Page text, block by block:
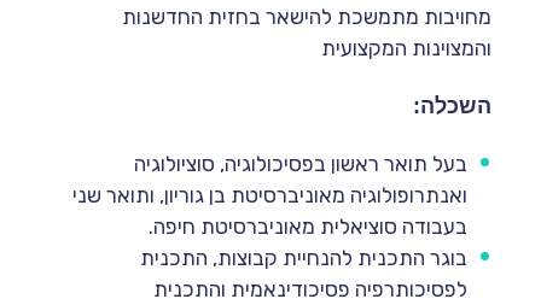
מחויבות מתמשכת להישאר בחזית החדשנות
והמצוינות המקצועית
השכלה:
בעל תואר ראשון בפסיכולוגיה, סוציולוגיה
ואנתרופולוגיה מאוניברסיטת בן גוריון, ותואר שני
בעבודה סוציאלית מאוניברסיטת חיפה.
בוגר התכנית להנחיית קבוצות, התכנית
לפסיכותרפיה פסיכודינאמית והתכנית